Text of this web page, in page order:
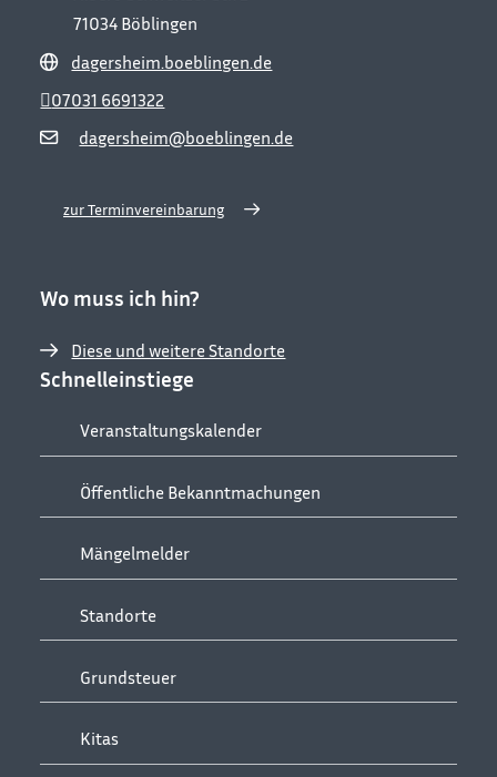
71034 Böblingen
dagersheim.boeblingen.de
dagersheim@boeblingen.de
07031 6691322
zur Terminvereinbarung
Wo muss ich hin?
Diese und weitere Standorte
Schnelleinstiege
Veranstaltungskalender
Öffentliche Bekanntmachungen
Mängelmelder
Standorte
Grundsteuer
Kitas